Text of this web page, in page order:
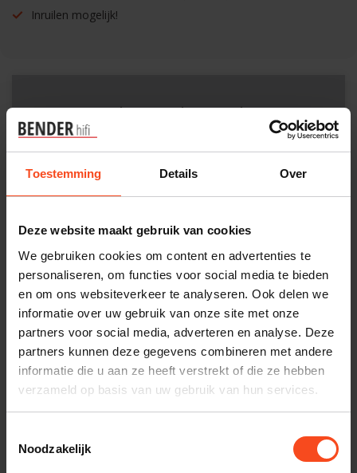
Toestemming Details Over
Deze website maakt gebruik van cookies
We gebruiken cookies om content en advertenties te
personaliseren, om functies voor social media te bieden
en om ons websiteverkeer te analyseren. Ook delen we
informatie over uw gebruik van onze site met onze
partners voor social media, adverteren en analyse. Deze
partners kunnen deze gegevens combineren met andere
informatie die u aan ze heeft verstrekt of die ze hebben
verzameld op basis van uw gebruik van hun services.
Noodzakelijk
Inruilen mogelijk!
Benieuwd naar dit product?
Plan kosteloos een luisterafspraak. Of heb je hulp
nodig bij je bestelling? Neem contact op met onze
klantenservice.
Maak een luisterafspraak
Productomschrijving
Reviews
Gerelateerde producten